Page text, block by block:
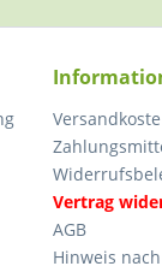
Vertrag
AGB
Hinweis